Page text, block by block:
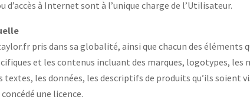
à Internet sont à l’unique charge de l’Utilisateur.
pris dans sa globalité, ainsi que chacun des
et les contenus incluant des marques, logotypes,
textes, les données, les descriptifs de produits qu’ils
une licence.